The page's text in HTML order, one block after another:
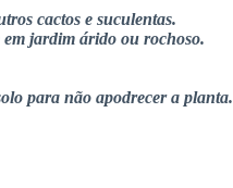
cactos e suculentas.
em jardim árido ou rochoso.
para não apodrecer a planta.